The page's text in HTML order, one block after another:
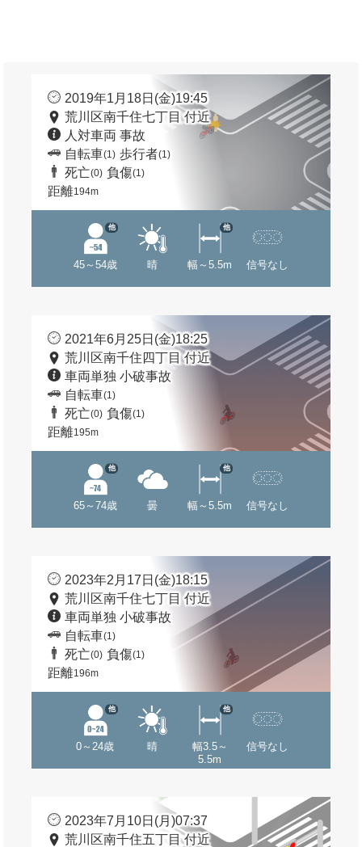
2019年1月18日(金)19:45
荒川区南千住七丁目 付近
人対車両 事故
自転車(1) 歩行者(1)
死亡(0) 負傷(1)
距離194m
45～54歳
他
晴 幅～5.5m
他
信号なし
2021年6月25日(金)18:25
荒川区南千住四丁目 付近
車両単独 小破事故
自転車(1)
死亡(0) 負傷(1)
距離195m
65～74歳
他
曇 幅～5.5m
他
信号なし
2023年2月17日(金)18:15
荒川区南千住七丁目 付近
車両単独 小破事故
自転車(1)
死亡(0) 負傷(1)
距離196m
0～24歳
他
晴
幅3.5～
5.5m
他
信号なし
2023年7月10日(月)07:37
荒川区南千住五丁目 付近